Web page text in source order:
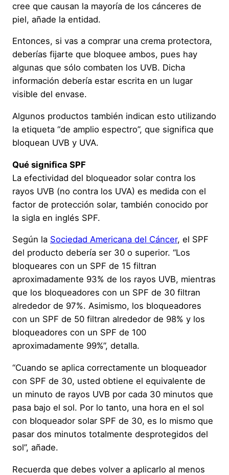
cree que causan la mayoría de los cánceres de
piel, añade la entidad.
Entonces, si vas a comprar una crema protectora,
deberías fijarte que bloquee ambos, pues hay
algunas que sólo combaten los UVB. Dicha
información debería estar escrita en un lugar
visible del envase.
Algunos productos también indican esto utilizando
la etiqueta “de amplio espectro”, que significa que
bloquean UVB y UVA.
Qué significa SPF
La efectividad del bloqueador solar contra los
rayos UVB (no contra los UVA) es medida con el
factor de protección solar, también conocido por
la sigla en inglés SPF.
Según la Sociedad Americana del Cáncer, el SPF
del producto debería ser 30 o superior. “Los
bloqueares con un SPF de 15 filtran
aproximadamente 93% de los rayos UVB, mientras
que los bloqueadores con un SPF de 30 filtran
alrededor de 97%. Asimismo, los bloqueadores
con un SPF de 50 filtran alrededor de 98% y los
bloqueadores con un SPF de 100
aproximadamente 99%”, detalla.
“Cuando se aplica correctamente un bloqueador
con SPF de 30, usted obtiene el equivalente de
un minuto de rayos UVB por cada 30 minutos que
pasa bajo el sol. Por lo tanto, una hora en el sol
con bloqueador solar SPF de 30, es lo mismo que
pasar dos minutos totalmente desprotegidos del
sol”, añade.
Recuerda que debes volver a aplicarlo al menos